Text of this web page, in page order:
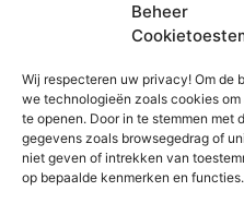
Beheer
Wij respecteren uw privacy! Om de
we technologieën zoals cookies
te openen. Door in te stemmen
gegevens zoals browsegedrag of
niet geven of intrekken van
op bepaalde kenmerken en functies.
+31 6 53124595
Social